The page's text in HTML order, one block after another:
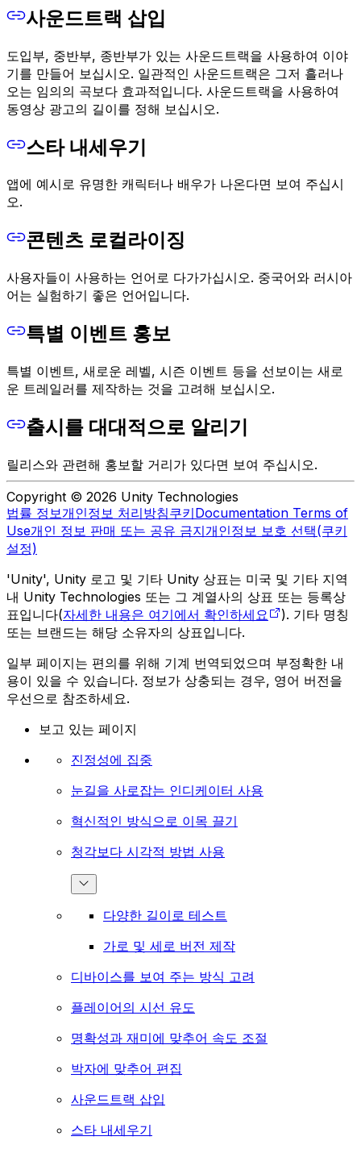
사운드트랙 삽입
도입부, 중반부, 종반부가 있는 사운드트랙을 사용하여 이야
기를 만들어 보십시오. 일관적인 사운드트랙은 그저 흘러나
오는 임의의 곡보다 효과적입니다. 사운드트랙을 사용하여
동영상 광고의 길이를 정해 보십시오.
스타 내세우기
앱에 예시로 유명한 캐릭터나 배우가 나온다면 보여 주십시
오.
콘텐츠 로컬라이징
사용자들이 사용하는 언어로 다가가십시오. 중국어와 러시아
어는 실험하기 좋은 언어입니다.
특별 이벤트 홍보
특별 이벤트, 새로운 레벨, 시즌 이벤트 등을 선보이는 새로
운 트레일러를 제작하는 것을 고려해 보십시오.
출시를 대대적으로 알리기
릴리스와 관련해 홍보할 거리가 있다면 보여 주십시오.
Copyright © 2026 Unity Technologies
법률 정보개인정보 처리방침쿠키Documentation Terms of
Use개인 정보 판매 또는 공유 금지개인정보 보호 선택(쿠키
설정)
'Unity', Unity 로고 및 기타 Unity 상표는 미국 및 기타 지역
내 Unity Technologies 또는 그 계열사의 상표 또는 등록상
표입니다(자세한 내용은 여기에서 확인하세요
). 기타 명칭
또는 브랜드는 해당 소유자의 상표입니다.
일부 페이지는 편의를 위해 기계 번역되었으며 부정확한 내
용이 있을 수 있습니다. 정보가 상충되는 경우, 영어 버전을
우선으로 참조하세요.
보고 있는 페이지
진정성에 집중
눈길을 사로잡는 인디케이터 사용
혁신적인 방식으로 이목 끌기
청각보다 시각적 방법 사용
다양한 길이로 테스트
가로 및 세로 버전 제작
디바이스를 보여 주는 방식 고려
플레이어의 시선 유도
명확성과 재미에 맞추어 속도 조절
박자에 맞추어 편집
사운드트랙 삽입
스타 내세우기